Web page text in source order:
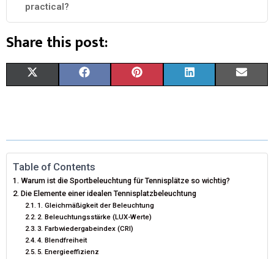
practical?
Share this post:
W
T
T
E
R
E
O
O
K
T
R
E
K
D
I
Table of Contents
Warum ist die Sportbeleuchtung für Tennisplätze so wichtig?
Die Elemente einer idealen Tennisplatzbeleuchtung
1. Gleichmäßigkeit der Beleuchtung
2. Beleuchtungsstärke (LUX-Werte)
3. Farbwiedergabeindex (CRI)
4. Blendfreiheit
5. Energieeffizienz